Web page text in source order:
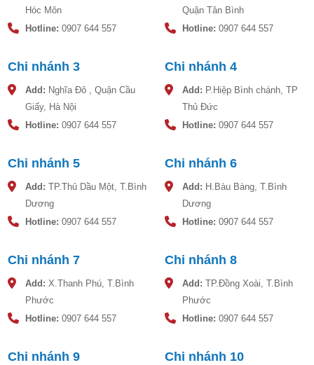
Hóc Môn
Hotline: 0907 644 557
Quận Tân Bình
Hotline: 0907 644 557
Chi nhánh 3
Add: Nghĩa Đô , Quận Cầu
Giấy, Hà Nội
Hotline: 0907 644 557
Chi nhánh 4
Add: P.Hiệp Bình chánh, TP
Thủ Đức
Hotline: 0907 644 557
Chi nhánh 5
Add: TP.Thủ Dầu Một, T.Bình
Dương
Hotline: 0907 644 557
Chi nhánh 6
Add: H.Bàu Bàng, T.Bình
Dương
Hotline: 0907 644 557
Chi nhánh 7
Add: X.Thanh Phú, T.Bình
Phước
Hotline: 0907 644 557
Chi nhánh 8
Add: TP.Đồng Xoài, T.Bình
Phước
Hotline: 0907 644 557
Chi nhánh 9 Chi nhánh 10